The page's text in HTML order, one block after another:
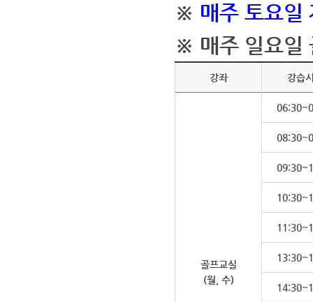
※ 매주 토요일
※ 매주 일요일
강좌 강습
골프교실
(월, 수)